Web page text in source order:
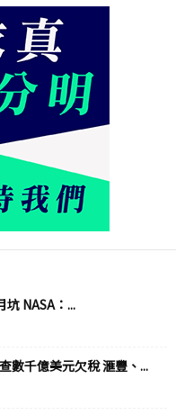
NASA：...
數千億美元欠稅 滙豐、...